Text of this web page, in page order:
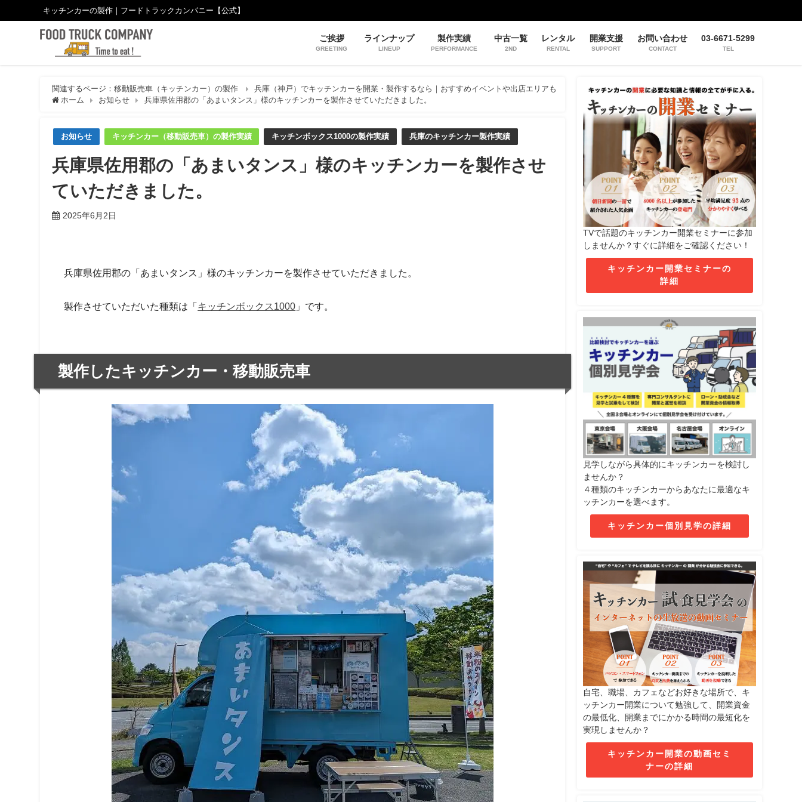
キッチンカーの製作｜フードトラックカンパニー【公式】
ご挨拶
GREETING
ラインナップ
LINEUP
製作実績
PERFORMANCE
中古一覧
2ND
レンタル
RENTAL
開業支援
SUPPORT
お問い合わせ
CONTACT
03-6671-5299
TEL
関連するページ：移動販売車（キッチンカー）の製作
兵庫（神戸）でキッチンカーを開業・製作するなら｜おすすめイベントや出店エリアも
ホーム
お知らせ 兵庫県佐用郡の「あまいタンス」様のキッチンカーを製作させていただきました。
お知らせ キッチンカー（移動販売車）の製作実績 キッチンボックス1000の製作実績 兵庫のキッチンカー製作実績
兵庫県佐用郡の「あまいタンス」様のキッチンカーを製作させ
ていただきました。
2025年6月2日
兵庫県佐用郡の「あまいタンス」様のキッチンカーを製作させていただきました。
製作させていただいた種類は「 キッチンボックス1000 」です。
製作したキッチンカー・移動販売車
TVで話題のキッチンカー開業セミナーに参加
しませんか？すぐに詳細をご確認ください！
キッチンカー開業セミナーの
詳細
見学しながら具体的にキッチンカーを検討し
ませんか？
４種類のキッチンカーからあなたに最適なキ
ッチンカーを選べます。
キッチンカー個別見学の詳細
自宅、職場、カフェなどお好きな場所で、キ
ッチンカー開業について勉強して、開業資金
の最低化、開業までにかかる時間の最短化を
実現しませんか？
キッチンカー開業の動画セミ
ナーの詳細